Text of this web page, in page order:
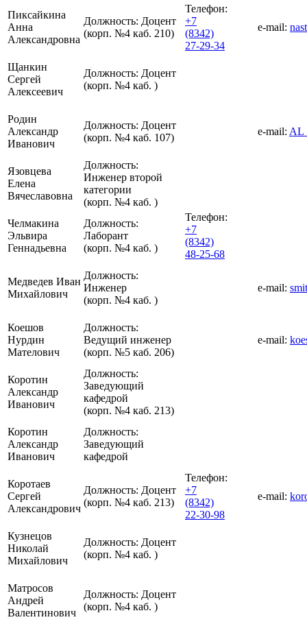
Пиксайкина
Анна
Александровна
Должность: Доцент
(корп. №4 каб. 210)
Телефон:
+7
(8342)
27-29-34
e-mail:
Щанкин
Сергей
Алексеевич
Должность: Доцент
(корп. №4 каб. )
Родин
Александр
Иванович
Должность: Доцент
(корп. №4 каб. 107)
e-mail:
Язовцева
Елена
Вячеславовна
Должность:
Инженер второй
категории
(корп. №4 каб. )
Челмакина
Эльвира
Геннадьевна
Должность:
Лаборант
(корп. №4 каб. )
Телефон:
+7
(8342)
48-25-68
Медведев Иван
Михайлович
Должность:
Инженер
(корп. №4 каб. )
e-mail:
Коешов
Нурдин
Мателович
Должность:
Ведущий инженер
(корп. №5 каб. 206)
e-mail:
Коротин
Александр
Иванович
Должность:
Заведующий
кафедрой
(корп. №4 каб. 213)
Коротин
Александр
Иванович
Должность:
Заведующий
кафедрой
Коротаев
Сергей
Александрович
Должность: Доцент
(корп. №4 каб. 213)
Телефон:
+7
(8342)
22-30-98
e-mail:
Кузнецов
Николай
Михайлович
Должность: Доцент
(корп. №4 каб. )
Матросов
Андрей
Валентинович
Должность: Доцент
(корп. №4 каб. )